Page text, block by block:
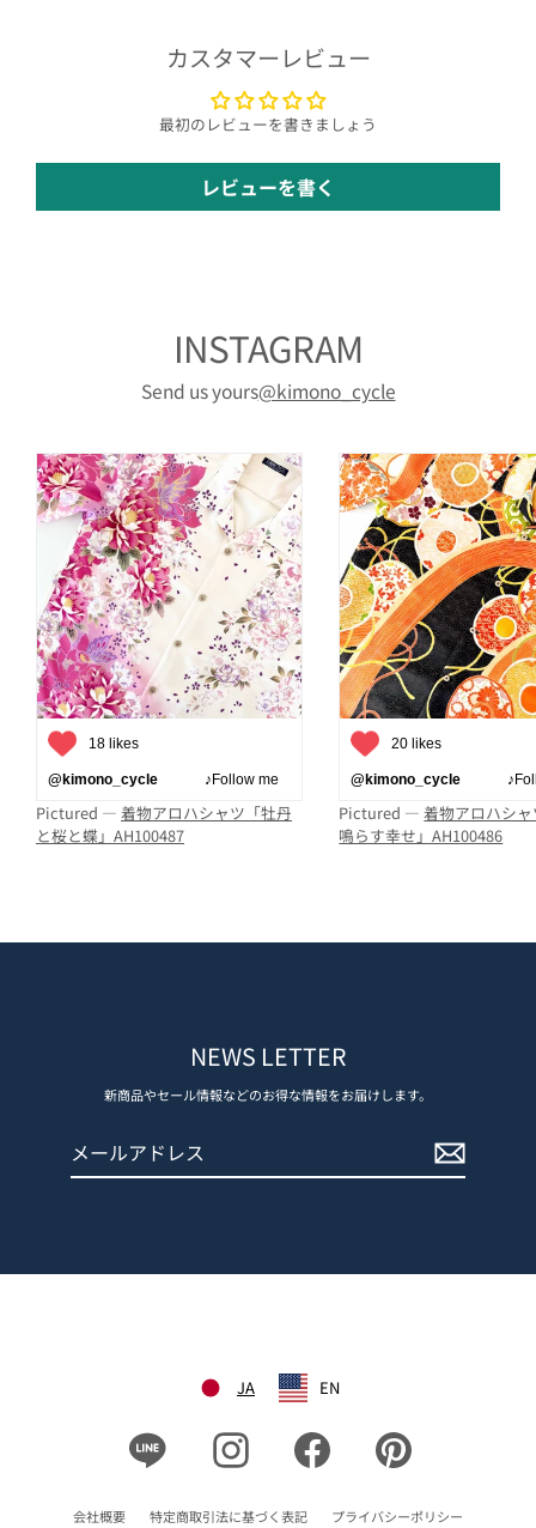
カスタマーレビュー
最初のレビューを書きましょう
レビューを書く
INSTAGRAM
Send us yours@kimono_cycle
18 likes
@kimono_cycle ♪Follow me
Pictured — 着物アロハシャツ「牡丹
と桜と蝶」AH100487
20 likes
@kimono_cycle
Pictured —着物アロハシ
鳴らす幸せ」AH100486
NEWS LETTER
新商品やセール情報などのお得な情報をお届けします。
JA EN
Instagram Facebook
会社概要 特定商取引法に基づく表記 プライバシーポリシー